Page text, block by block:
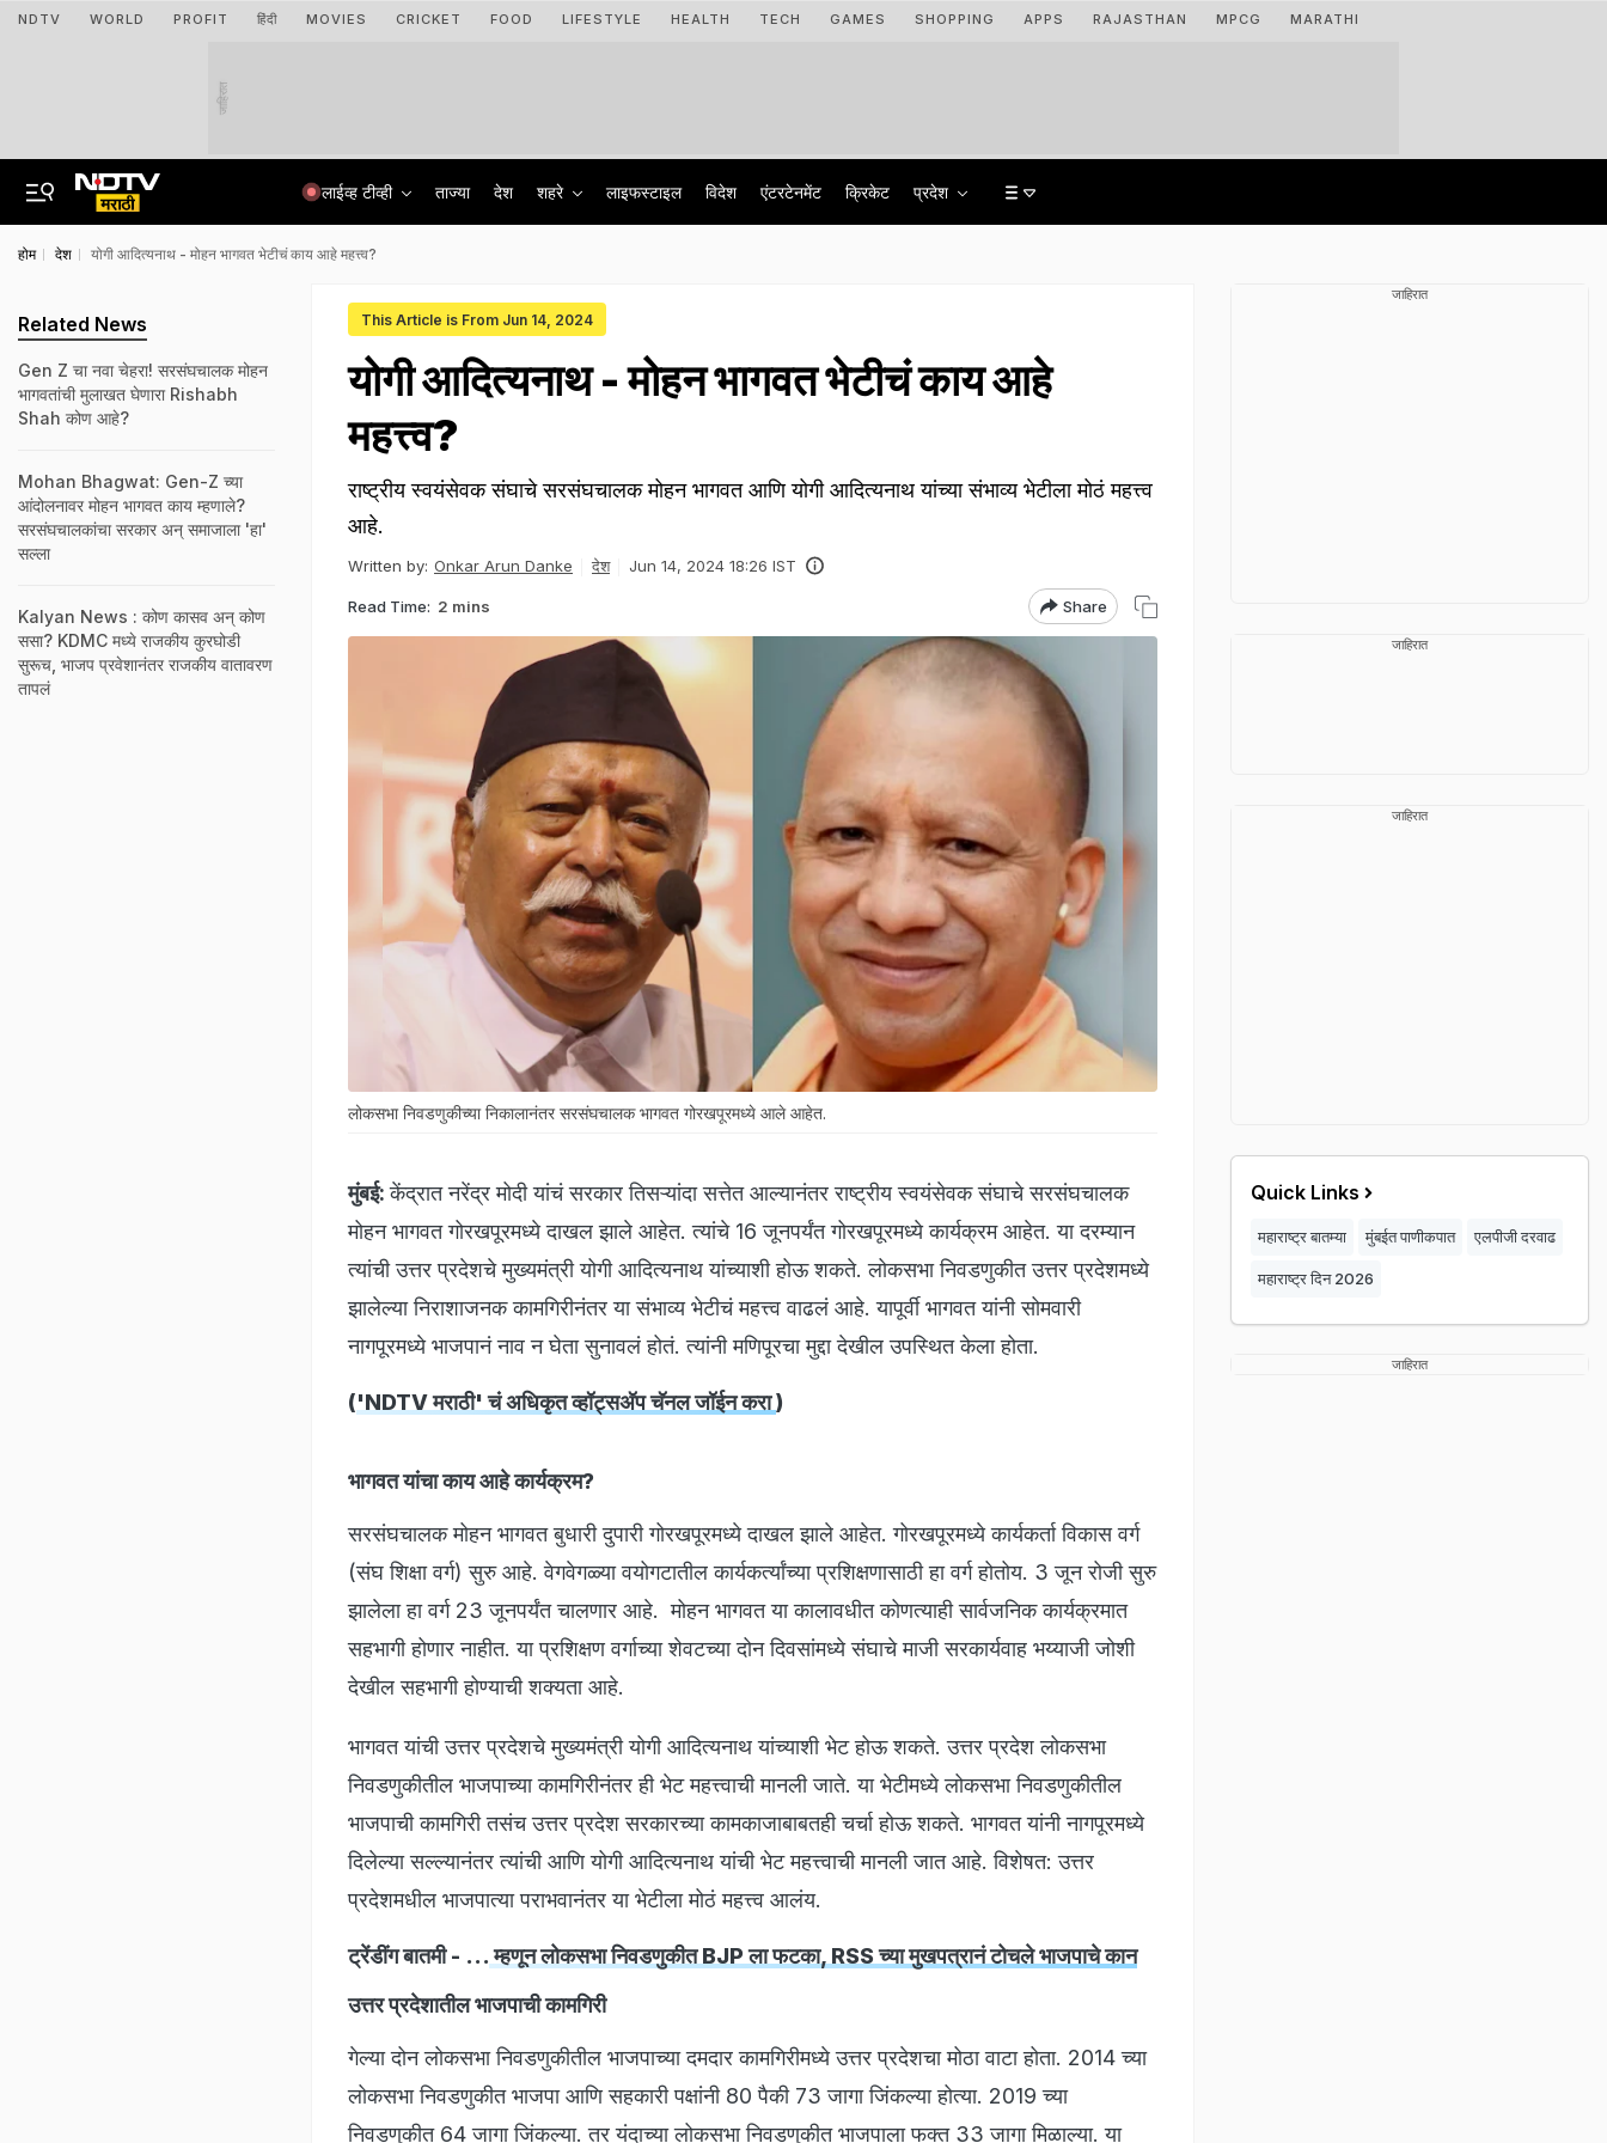
NDTV WORLD PROFIT हिंदी MOVIES CRICKET FOOD LIFESTYLE HEALTH TECH GAMES SHOPPING APPS RAJASTHAN MPCG MARATHI
जाहिरात
लाईव्ह टीव्ही ताज्या देश शहरे लाइफस्टाइल विदेश एंटरटेनमेंट क्रिकेट प्रदेश
होम देश योगी आदित्यनाथ - मोहन भागवत भेटीचं काय आहे महत्त्व?
This Article is From Jun 14, 2024
योगी आदित्यनाथ - मोहन भागवत भेटीचं काय आहे
महत्त्व?
राष्ट्रीय स्वयंसेवक संघाचे सरसंघचालक मोहन भागवत आणि योगी आदित्यनाथ यांच्या संभाव्य भेटीला मोठं महत्त्व
आहे.
Written by: Onkar Arun Danke देश Jun 14, 2024 18:26 IST
Read Time: 2 mins Share
लोकसभा निवडणुकीच्या निकालानंतर सरसंघचालक भागवत गोरखपूरमध्ये आले आहेत.
मुंबई: केंद्रात नरेंद्र मोदी यांचं सरकार तिसऱ्यांदा सत्तेत आल्यानंतर राष्ट्रीय स्वयंसेवक संघाचे सरसंघचालक
मोहन भागवत गोरखपूरमध्ये दाखल झाले आहेत. त्यांचे 16 जूनपर्यंत गोरखपूरमध्ये कार्यक्रम आहेत. या दरम्यान
त्यांची उत्तर प्रदेशचे मुख्यमंत्री योगी आदित्यनाथ यांच्याशी होऊ शकते. लोकसभा निवडणुकीत उत्तर प्रदेशमध्ये
झालेल्या निराशाजनक कामगिरीनंतर या संभाव्य भेटीचं महत्त्व वाढलं आहे. यापूर्वी भागवत यांनी सोमवारी
नागपूरमध्ये भाजपानं नाव न घेता सुनावलं होतं. त्यांनी मणिपूरचा मुद्दा देखील उपस्थित केला होता.
('NDTV मराठी' चं अधिकृत व्हॉट्सअ‍ॅप चॅनल जॉईन करा)
भागवत यांचा काय आहे कार्यक्रम?
सरसंघचालक मोहन भागवत बुधारी दुपारी गोरखपूरमध्ये दाखल झाले आहेत. गोरखपूरमध्ये कार्यकर्ता विकास वर्ग
(संघ शिक्षा वर्ग) सुरु आहे. वेगवेगळ्या वयोगटातील कार्यकर्त्यांच्या प्रशिक्षणासाठी हा वर्ग होतोय. 3 जून रोजी सुरु
झालेला हा वर्ग 23 जूनपर्यंत चालणार आहे. मोहन भागवत या कालावधीत कोणत्याही सार्वजनिक कार्यक्रमात
सहभागी होणार नाहीत. या प्रशिक्षण वर्गाच्या शेवटच्या दोन दिवसांमध्ये संघाचे माजी सरकार्यवाह भय्याजी जोशी
देखील सहभागी होण्याची शक्यता आहे.
भागवत यांची उत्तर प्रदेशचे मुख्यमंत्री योगी आदित्यनाथ यांच्याशी भेट होऊ शकते. उत्तर प्रदेश लोकसभा
निवडणुकीतील भाजपाच्या कामगिरीनंतर ही भेट महत्त्वाची मानली जाते. या भेटीमध्ये लोकसभा निवडणुकीतील
भाजपाची कामगिरी तसंच उत्तर प्रदेश सरकारच्या कामकाजाबाबतही चर्चा होऊ शकते. भागवत यांनी नागपूरमध्ये
दिलेल्या सल्ल्यानंतर त्यांची आणि योगी आदित्यनाथ यांची भेट महत्त्वाची मानली जात आहे. विशेषत: उत्तर
प्रदेशमधील भाजपात्या पराभवानंतर या भेटीला मोठं महत्त्व आलंय.
ट्रेंडींग बातमी - ...म्हणून लोकसभा निवडणुकीत BJP ला फटका, RSS च्या मुखपत्रानं टोचले भाजपाचे कान
उत्तर प्रदेशातील भाजपाची कामगिरी
गेल्या दोन लोकसभा निवडणुकीतील भाजपाच्या दमदार कामगिरीमध्ये उत्तर प्रदेशचा मोठा वाटा होता. 2014 च्या
लोकसभा निवडणुकीत भाजपा आणि सहकारी पक्षांनी 80 पैकी 73 जागा जिंकल्या होत्या. 2019 च्या
निवडणुकीत 64 जागा जिंकल्या. तर यंदाच्या लोकसभा निवडणुकीत भाजपाला फक्त 33 जागा मिळाल्या. या
Related News
Gen Z चा नवा चेहरा! सरसंघचालक मोहन
भागवतांची मुलाखत घेणारा Rishabh
Shah कोण आहे?
Mohan Bhagwat: Gen-Z च्या
आंदोलनावर मोहन भागवत काय म्हणाले?
सरसंघचालकांचा सरकार अन् समाजाला 'हा'
सल्ला
Kalyan News : कोण कासव अन् कोण
ससा? KDMC मध्ये राजकीय कुरघोडी
सुरूच, भाजप प्रवेशानंतर राजकीय वातावरण
तापलं
जाहिरात
जाहिरात
जाहिरात
Quick Links
महाराष्ट्र बातम्या मुंबईत पाणीकपात एलपीजी दरवाढ
महाराष्ट्र दिन 2026
जाहिरात